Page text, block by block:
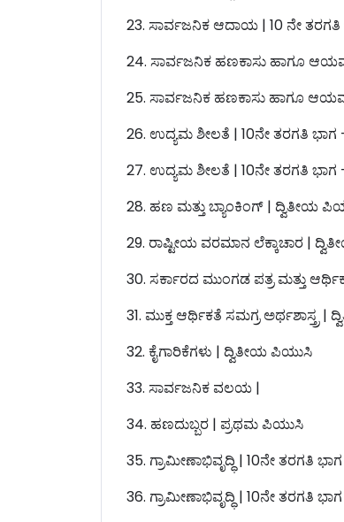
23. ಸಾರ್ವಜನಿಕ ಆದಾಯ | 10 ನೇ ತರಗತಿ
24. ಸಾರ್ವಜನಿಕ ಹಣಕಾಸು ಹಾಗೂ
25. ಸಾರ್ವಜನಿಕ ಹಣಕಾಸು ಹಾಗೂ
26. ಉದ್ಯಮ ಶೀಲತೆ | 10ನೇ ತರಗತಿ ಭಾಗ
27. ಉದ್ಯಮ ಶೀಲತೆ | 10ನೇ ತರಗತಿ ಭಾಗ
28. ಹಣ ಮತ್ತು ಬ್ಯಾಂಕಿಂಗ್ | ದ್ವಿತೀಯ
29. ರಾಷ್ಟೀಯ ವರಮಾನ ಲೆಕ್ಕಾಚಾರ |
30. ಸರ್ಕಾರದ ಮುಂಗಡ ಪತ್ರ ಮತ್ತು
31. ಮುಕ್ತ ಆರ್ಥಿಕತೆ ಸಮಗ್ರ ಅರ್ಥಶಾಸ್ತ್ರ
32. ಕೈಗಾರಿಕೆಗಳು | ದ್ವಿತೀಯ ಪಿಯುಸಿ
33. ಸಾರ್ವಜನಿಕ ವಲಯ |
34. ಹಣದುಬ್ಬರ | ಪ್ರಥಮ ಪಿಯುಸಿ
35. ಗ್ರಾಮೀಣಾಭಿವೃದ್ಧಿ | 10ನೇ ತರಗತಿ
36. ಗ್ರಾಮೀಣಾಭಿವೃದ್ಧಿ | 10ನೇ ತರಗತಿ